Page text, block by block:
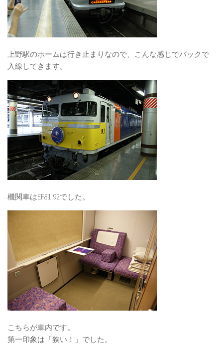
上野駅のホームは行き止まりなので、こんな感じでバックで
入線してきます。
機関車はEF81 92でした。
こちらが車内です。
第一印象は「狭い！」でした。